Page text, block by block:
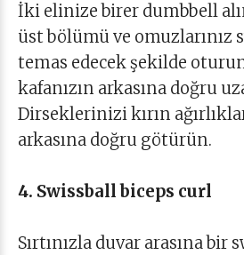
İki elinize birer dumbbell
üst bölümü ve omuzlarınız
temas edecek şekilde
kafanızın arkasına doğru
Dirseklerinizi kırın
arkasına doğru götürün.
4. Swissball biceps curl
Sırtınızla duvar arasına bir